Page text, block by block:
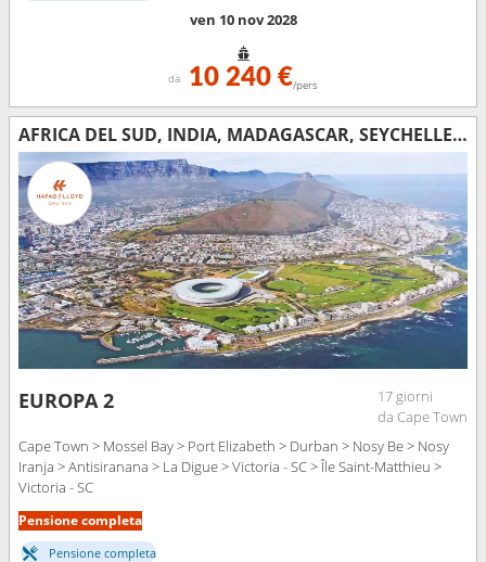
ven 10 nov 2028
da 10 240 €/pers
AFRICA DEL SUD, INDIA, MADAGASCAR, SEYCHELLES, ISLANDA
EUROPA 2
17 giorni
da Cape Town
Cape Town > Mossel Bay > Port Elizabeth > Durban > Nosy Be > Nosy
Iranja > Antisiranana > La Digue > Victoria - SC > Île Saint-Matthieu >
Victoria - SC
Pensione completa
Pensione completa